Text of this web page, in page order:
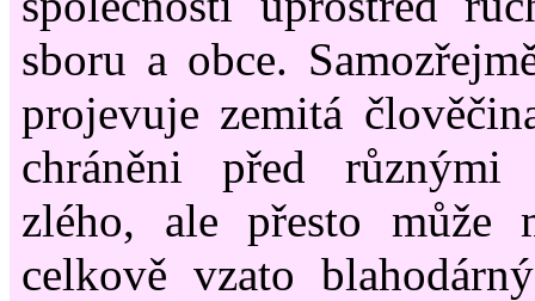
sboru a obce.
projevuje zemitá
chráněni před různými
zlého, ale přesto může
celkově vzato